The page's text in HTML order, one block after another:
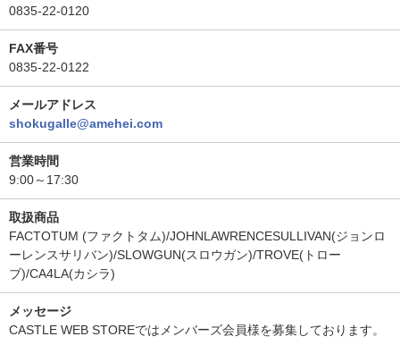
0835-22-0120
FAX番号
0835-22-0122
メールアドレス
shokugalle@amehei.com
営業時間
9:00～17:30
取扱商品
FACTOTUM (ファクトタム)/JOHNLAWRENCESULLIVAN(ジョンロ
ーレンスサリバン)/SLOWGUN(スロウガン)/TROVE(トロー
ブ)/CA4LA(カシラ)
メッセージ
CASTLE WEB STOREではメンバーズ会員様を募集しております。